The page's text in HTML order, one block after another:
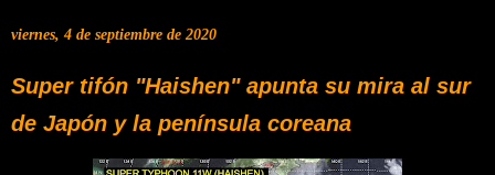
viernes, 4 de septiembre de 2020
Super tifón "Haishen" apunta su mira al sur
de Japón y la península coreana